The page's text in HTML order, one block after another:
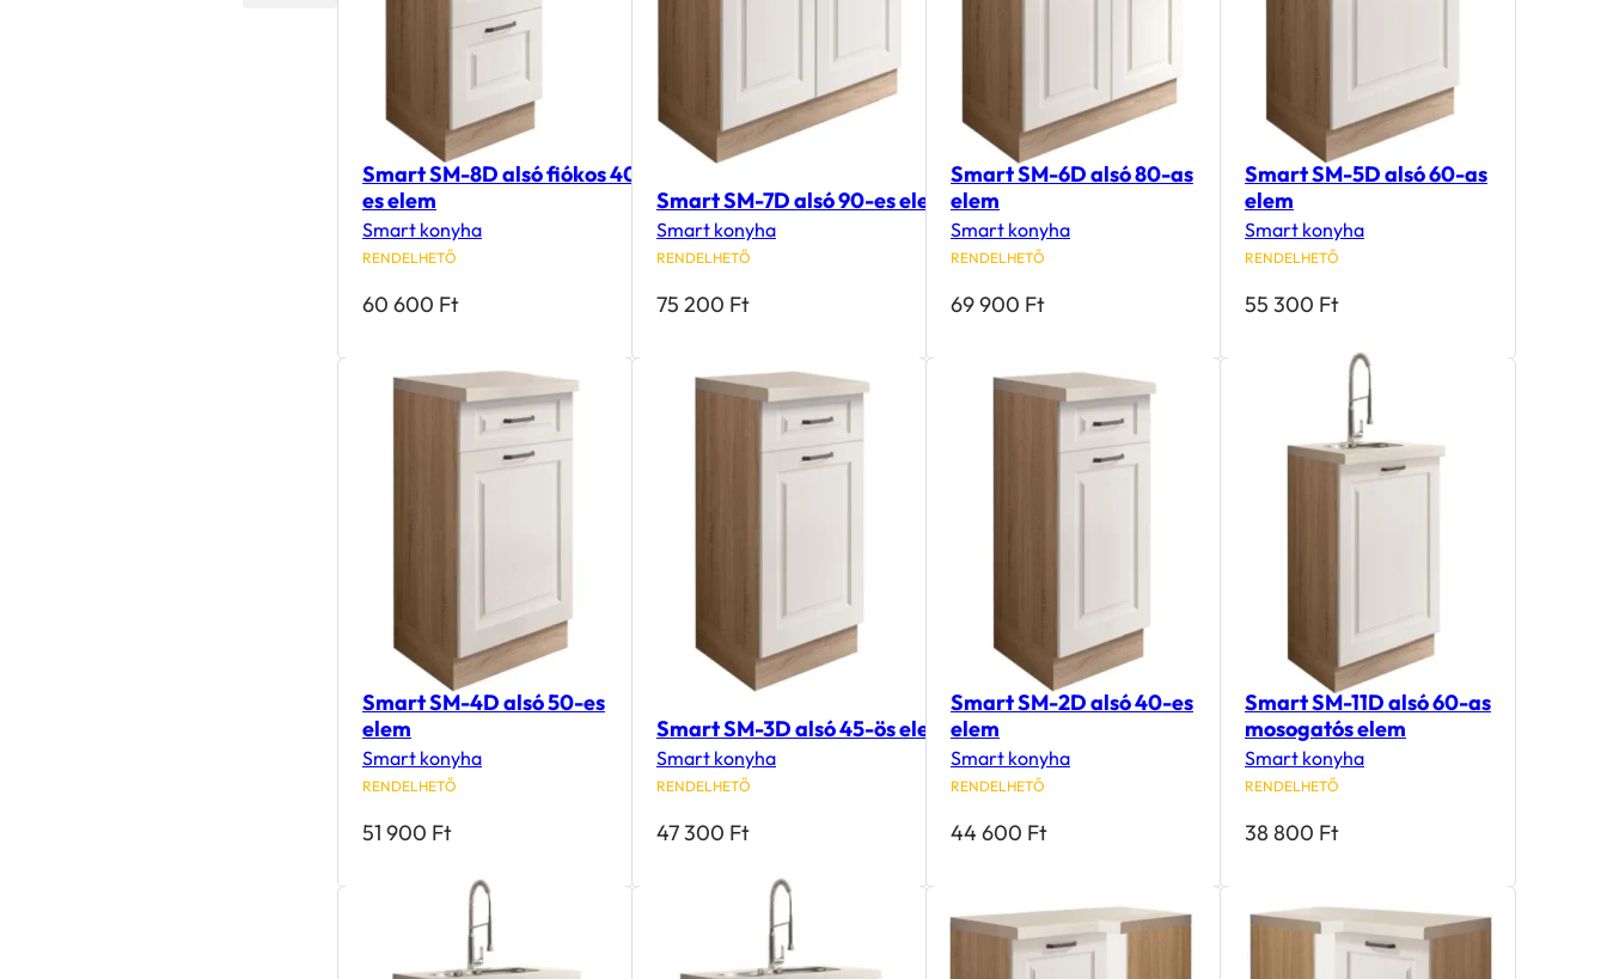
Smart SM-8D alsó fiókos 40-
es elem
Smart konyha
RENDELHETŐ
60 600 Ft
Smart SM-7D alsó 90-es elem
Smart konyha
RENDELHETŐ
75 200 Ft
Smart SM-6D alsó 80-as
elem
Smart konyha
RENDELHETŐ
69 900 Ft
Smart SM-5D alsó 60-as
elem
Smart konyha
RENDELHETŐ
55 300 Ft
Smart SM-4D alsó 50-es
elem
Smart konyha
RENDELHETŐ
51 900 Ft
Smart SM-3D alsó 45-ös elem
Smart konyha
RENDELHETŐ
47 300 Ft
Smart SM-2D alsó 40-es
elem
Smart konyha
RENDELHETŐ
44 600 Ft
Smart SM-11D alsó 60-as
mosogatós elem
Smart konyha
RENDELHETŐ
38 800 Ft